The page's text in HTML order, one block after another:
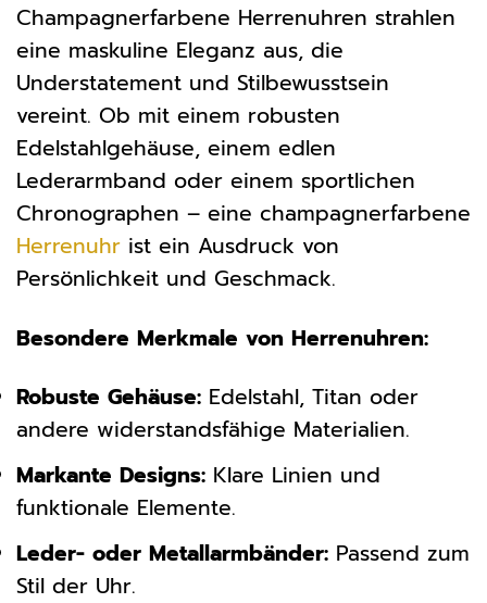
Champagnerfarbene Herrenuhren strahlen
eine maskuline Eleganz aus, die
Understatement und Stilbewusstsein
vereint. Ob mit einem robusten
Edelstahlgehäuse, einem edlen
Lederarmband oder einem sportlichen
Chronographen – eine champagnerfarbene
Herrenuhr ist ein Ausdruck von
Persönlichkeit und Geschmack.
Besondere Merkmale von Herrenuhren:
Robuste Gehäuse: Edelstahl, Titan oder
andere widerstandsfähige Materialien.
Markante Designs: Klare Linien und
funktionale Elemente.
Leder- oder Metallarmbänder: Passend zum
Stil der Uhr.